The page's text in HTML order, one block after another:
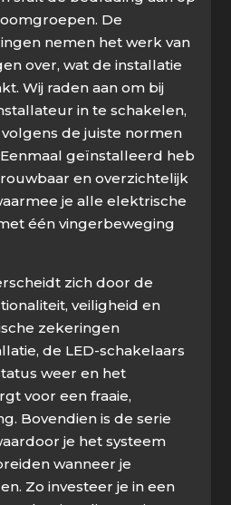
De
nemen het werk van
over, wat de installatie
Wij raden aan om bij
in te schakelen,
de juiste normen
geïnstalleerd heb
en overzichtelijk
je alle elektrische
één vingerbeweging
zich door de
veiligheid en
zekeringen
de LED-schakelaars
weer en het
voor een fraaie,
Bovendien is de serie
je het systeem
wanneer je
Zo investeer je in een